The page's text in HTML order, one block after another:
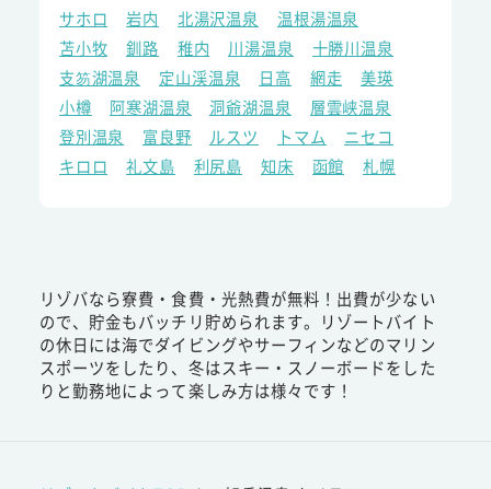
サホロ
岩内 北湯沢温泉
温根湯温泉
苫小牧
釧路 稚内 川湯温泉
十勝川温泉
支笏湖温泉
定山渓温泉 日高 網走
美瑛
小樽
阿寒湖温泉 洞爺湖温泉
層雲峡温泉
登別温泉
富良野 ルスツ トマム
ニセコ
キロロ
礼文島 利尻島 知床 函館 札幌
リゾバなら寮費・食費・光熱費が無料！出費が少ない
ので、貯金もバッチリ貯められます。リゾートバイト
の休日には海でダイビングやサーフィンなどのマリン
スポーツをしたり、冬はスキー・スノーボードをした
りと勤務地によって楽しみ方は様々です！